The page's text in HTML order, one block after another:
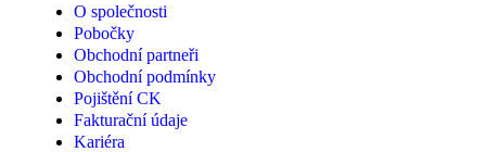
O společnosti
Pobočky
Obchodní partneři
Obchodní podmínky
Pojištění CK
Fakturační údaje
Kariéra